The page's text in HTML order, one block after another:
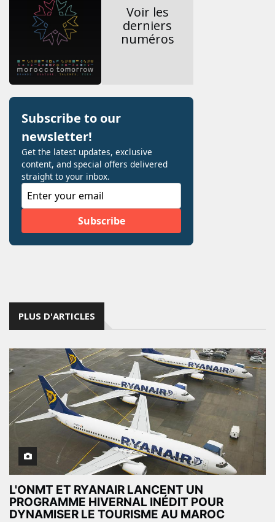
Voir les
derniers
numéros
PLUS D'ARTICLES
L'ONMT ET RYANAIR LANCENT UN
PROGRAMME HIVERNAL INÉDIT POUR
DYNAMISER LE TOURISME AU MAROC